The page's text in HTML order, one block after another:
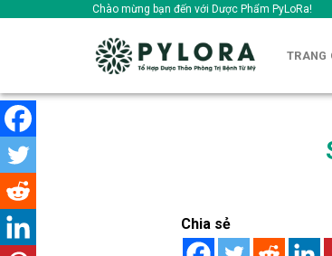
Chào mừng bạn đến với Dược Phẩm PyLoRa!
TRANG
Chia sẻ